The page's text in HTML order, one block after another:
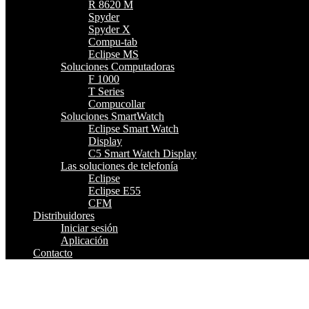
R 8620 M
Spyder
Spyder X
Compu-tab
Eclipse MS
Soluciones Computadoras
F 1000
T Series
Compucollar
Soluciones SmartWatch
Eclipse Smart Watch
Display
C5 Smart Watch Display
Las soluciones de telefonía
Eclipse
Eclipse E55
CFM
Distribuidores
Iniciar sesión
Aplicación
Contacto